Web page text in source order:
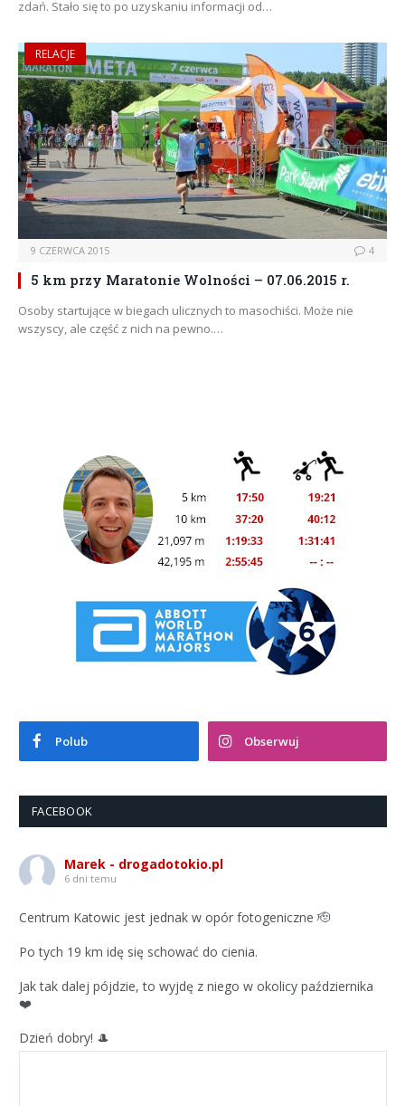
zdań. Stało się to po uzyskaniu informacji od…
RELACJE
9 CZERWCA 2015 4
5 km przy Maratonie Wolności – 07.06.2015 r.
Osoby startujące w biegach ulicznych to masochiści. Może nie
wszyscy, ale część z nich na pewno.…
Polub Obserwuj
FACEBOOK
Marek - drogadotokio.pl
6 dni temu
Centrum Katowic jest jednak w opór fotogeniczne 🫡
Po tych 19 km idę się schować do cienia.
Jak tak dalej pójdzie, to wyjdę z niego w okolicy października
❤️
Dzień dobry! 🎩